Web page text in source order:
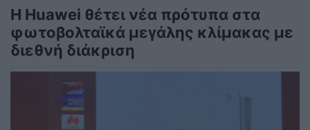
Η Huawei θέτει νέα πρότυπα στα
φωτοβολταϊκά μεγάλης κλίμακας με
διεθνή διάκριση